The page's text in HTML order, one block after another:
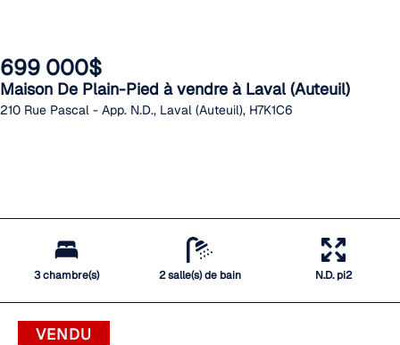
699 000$
Maison De Plain-Pied à vendre à Laval (Auteuil)
210 Rue Pascal - App. N.D., Laval (Auteuil), H7K1C6
3 chambre(s) 2 salle(s) de bain N.D. pi2
VENDU